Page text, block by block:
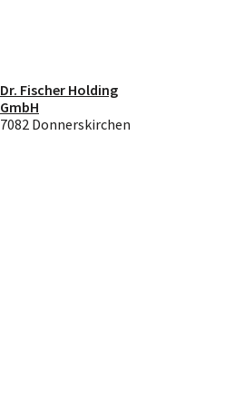
Dr. Fischer Holding
GmbH
7082 Donnerskirchen